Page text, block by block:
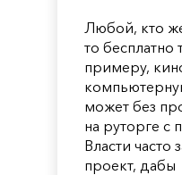
Любой, кто
то бесплатно
примеру,
может без
на руторге с
Власти часто
проект, дабы